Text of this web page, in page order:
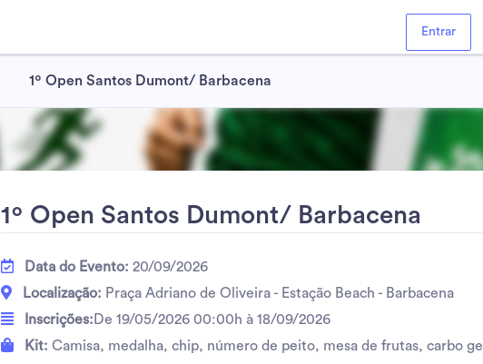
Entrar
1º Open Santos Dumont/ Barbacena
1º Open Santos Dumont/ Barbacena
Data do Evento: 20/09/2026
Localização: Praça Adriano de Oliveira - Estação Beach - Barbacena
Inscrições: De 19/05/2026 00:00h à 18/09/2026
Kit: Camisa, medalha, chip, número de peito, mesa de frutas, carbo gel